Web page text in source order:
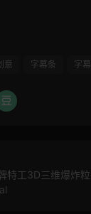
意 字幕条 字
特工3D三维爆炸粒